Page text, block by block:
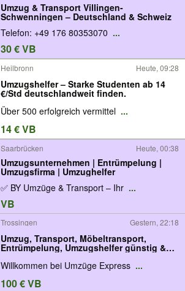
Umzug & Transport Villingen-
Schwenningen – Deutschland & Schweiz
Telefon: +49 176 80353070 ...
30 € VB
Heilbronn Heute, 09:28
Umzugshelfer – Starke Studenten ab 14
€/Std deutschlandweit finden.
Über 500 erfolgreich vermittel ...
14 € VB
Saarbrücken Heute, 00:38
Umzugsunternehmen | Entrümpelung |
Umzugsfirma | Umzughelfer
✅ BY Umzüge & Transport – Ihr ...
VB
Trossingen Gestern, 22:18
Umzug, Transport, Möbeltransport,
Entrümpelung, Umzugshelfer günstig &
schnell
Willkommen bei Umzüge Express ...
100 € VB